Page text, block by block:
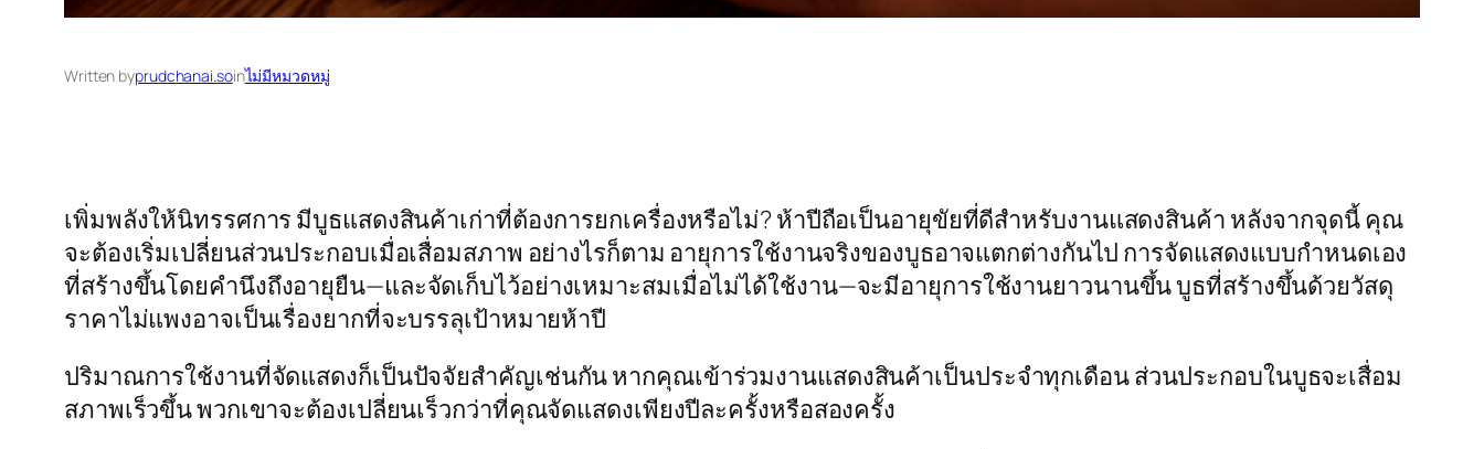
Written byprudchanai.soinไม่มีหมวดหมู่
เพิ่มพลังให้นิทรรศการ มีบูธแสดงสินค้าเก่าที่ต้องการยกเครื่องหรือไม่? ห้าปีถือเป็นอายุขัยที่ดีสำหรับงานแสดงสินค้า หลังจากจุดนี้ คุณ
จะต้องเริ่มเปลี่ยนส่วนประกอบเมื่อเสื่อมสภาพ อย่างไรก็ตาม อายุการใช้งานจริงของบูธอาจแตกต่างกันไป การจัดแสดงแบบกำหนดเอง
ที่สร้างขึ้นโดยคำนึงถึงอายุยืน—และจัดเก็บไว้อย่างเหมาะสมเมื่อไม่ได้ใช้งาน—จะมีอายุการใช้งานยาวนานขึ้น บูธที่สร้างขึ้นด้วยวัสดุ
ราคาไม่แพงอาจเป็นเรื่องยากที่จะบรรลุเป้าหมายห้าปี
ปริมาณการใช้งานที่จัดแสดงก็เป็นปัจจัยสำคัญเช่นกัน หากคุณเข้าร่วมงานแสดงสินค้าเป็นประจำทุกเดือน ส่วนประกอบในบูธจะเสื่อม
สภาพเร็วขึ้น พวกเขาจะต้องเปลี่ยนเร็วกว่าที่คุณจัดแสดงเพียงปีละครั้งหรือสองครั้ง